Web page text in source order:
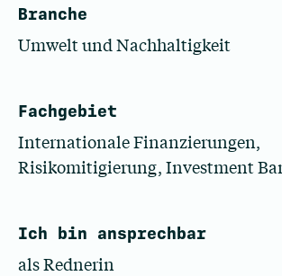
Branche
Umwelt und Nachhaltigkeit
Fachgebiet
Internationale Finanzierungen,
Risikomitigierung, Investment
Ich bin ansprechbar
als Rednerin